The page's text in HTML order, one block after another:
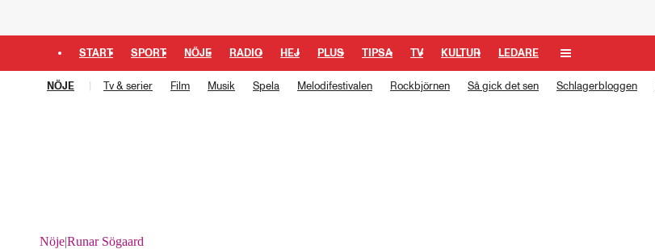
START SPORT NÖJE RADIO HEJ PLUS TIPSA TV KULTUR LEDARE
NÖJE Tv & serier Film Musik Spela Melodifestivalen Rockbjörnen Så gick det sen Schlagerbloggen
Nöje|Runar Sögaard